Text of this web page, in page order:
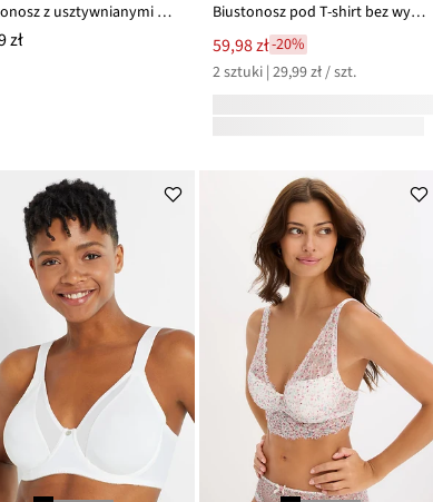
Biustonosz z usztywnianymi miseczkami na fiszbinach
zł
Biustonosz pod T-shirt bez wyściełania z fiszbinami z bawełny organicznej (2 szt.)
59,98 zł-20%
2 sztuki | 29,99 zł / szt.